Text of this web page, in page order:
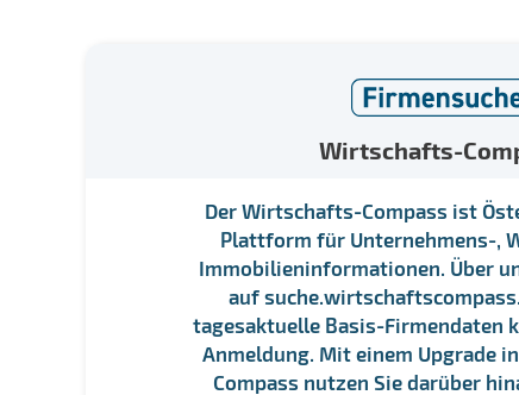
Wirtschafts-
Der Wirtschafts-Compass ist
Plattform für Unternehmens-,
Immobilieninformationen. Über
auf
tagesaktuelle Basis-Firmendaten
Anmeldung. Mit einem Upgrade
Compass nutzen Sie darüber